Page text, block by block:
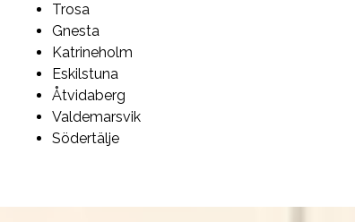
Trosa
Gnesta
Katrineholm
Eskilstuna
Åtvidaberg
Valdemarsvik
Södertälje